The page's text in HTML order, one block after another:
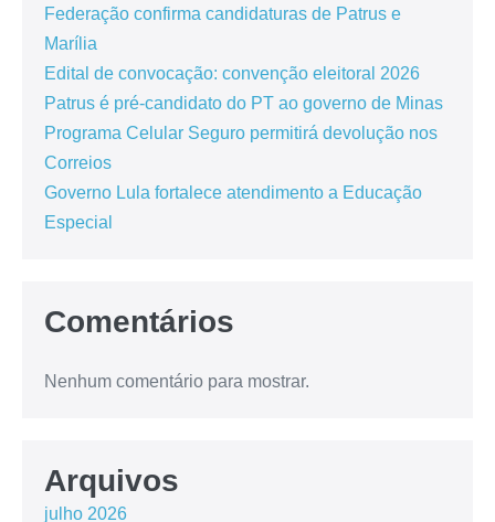
Federação confirma candidaturas de Patrus e
Marília
Edital de convocação: convenção eleitoral 2026
Patrus é pré-candidato do PT ao governo de Minas
Programa Celular Seguro permitirá devolução nos
Correios
Governo Lula fortalece atendimento a Educação
Especial
Comentários
Nenhum comentário para mostrar.
Arquivos
julho 2026